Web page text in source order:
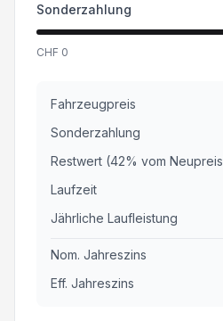
Sonderzahlung
CHF 0
Fahrzeugpreis
Sonderzahlung
Restwert (42% vom Neupreis
Laufzeit
Jährliche Laufleistung
Nom. Jahreszins
Eff. Jahreszins